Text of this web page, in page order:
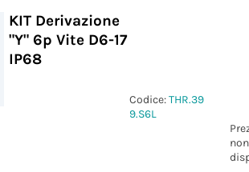
KIT Derivazione
"Y" 6p Vite D6-17
IP68
Codice:THR.39
9.S6L
non